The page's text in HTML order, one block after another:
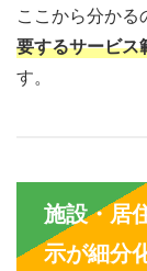
ここから分かる
要するサービス
す。
施設・居
示が細分